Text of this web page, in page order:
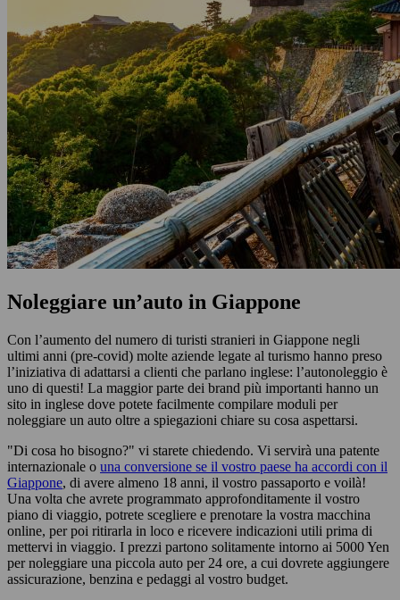
Noleggiare un’auto in Giappone
Con l’aumento del numero di turisti stranieri in Giappone negli
ultimi anni (pre-covid) molte aziende legate al turismo hanno preso
l’iniziativa di adattarsi a clienti che parlano inglese: l’autonoleggio è
uno di questi! La maggior parte dei brand più importanti hanno un
sito in inglese dove potete facilmente compilare moduli per
noleggiare un auto oltre a spiegazioni chiare su cosa aspettarsi.
"Di cosa ho bisogno?" vi starete chiedendo. Vi servirà una patente
internazionale o una conversione se il vostro paese ha accordi con il
Giappone, di avere almeno 18 anni, il vostro passaporto e voilà!
Una volta che avrete programmato approfonditamente il vostro
piano di viaggio, potrete scegliere e prenotare la vostra macchina
online, per poi ritirarla in loco e ricevere indicazioni utili prima di
mettervi in viaggio. I prezzi partono solitamente intorno ai 5000 Yen
per noleggiare una piccola auto per 24 ore, a cui dovrete aggiungere
assicurazione, benzina e pedaggi al vostro budget.